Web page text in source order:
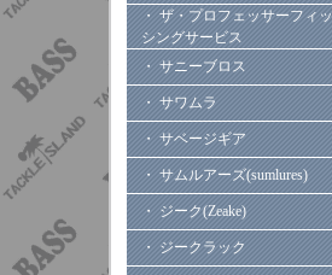
・ ザ・プロフェッサーフィッ
シングサービス
・ サニーブロス
・ サワムラ
・ サベージギア
・ サムルアーズ(sumlures)
・ ジーク(Zeake)
・ ジークラック